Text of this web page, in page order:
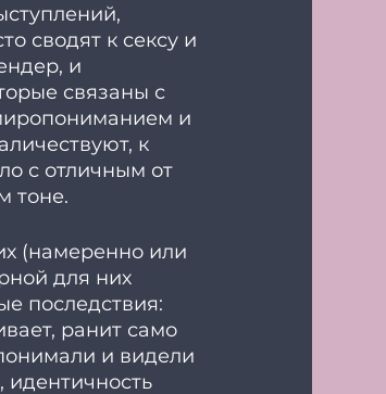
сводят к сексу и
и
связаны с
и
к
с отличным от
тоне.
(намеренно или
для них
последствия:
ранит само
и видели